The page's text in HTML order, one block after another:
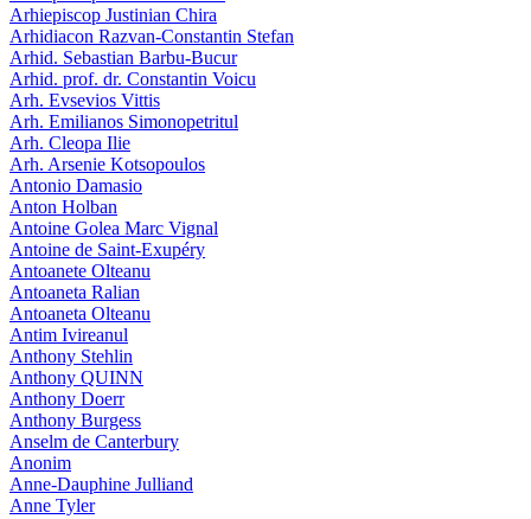
Arhiepiscop Justinian Chira
Arhidiacon Razvan-Constantin Stefan
Arhid. Sebastian Barbu-Bucur
Arhid. prof. dr. Constantin Voicu
Arh. Evsevios Vittis
Arh. Emilianos Simonopetritul
Arh. Cleopa Ilie
Arh. Arsenie Kotsopoulos
Antonio Damasio
Anton Holban
Antoine Golea Marc Vignal
Antoine de Saint-Exupéry
Antoanete Olteanu
Antoaneta Ralian
Antoaneta Olteanu
Antim Ivireanul
Anthony Stehlin
Anthony QUINN
Anthony Doerr
Anthony Burgess
Anselm de Canterbury
Anonim
Anne-Dauphine Julliand
Anne Tyler